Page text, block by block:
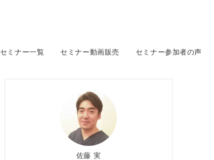
セミナー一覧 セミナー動画販売 セミナー参加者の声
佐藤 実